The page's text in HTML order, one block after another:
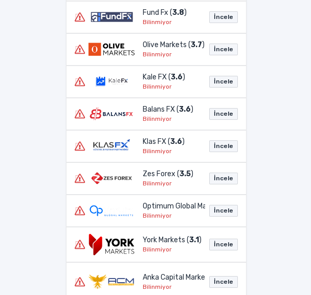
Fund Fx (3.8)
Bilinmiyor
İncele
Olive Markets (3.7)
Bilinmiyor
İncele
Kale FX (3.6)
Bilinmiyor
İncele
Balans FX (3.6)
Bilinmiyor
İncele
Klas FX (3.6)
Bilinmiyor
İncele
Zes Forex (3.5)
Bilinmiyor
İncele
Optimum Global Markets (3.2
Bilinmiyor
İncele
York Markets (3.1)
Bilinmiyor
İncele
Anka Capital Markets (3.1)
Bilinmiyor
İncele